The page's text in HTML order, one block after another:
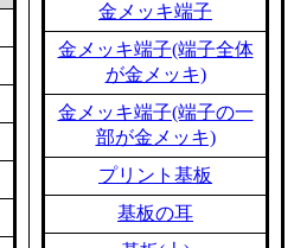
金メッキ端子
金メッキ端子(端子全体
が金メッキ)
金メッキ端子(端子の一
部が金メッキ)
プリント基板
基板の耳